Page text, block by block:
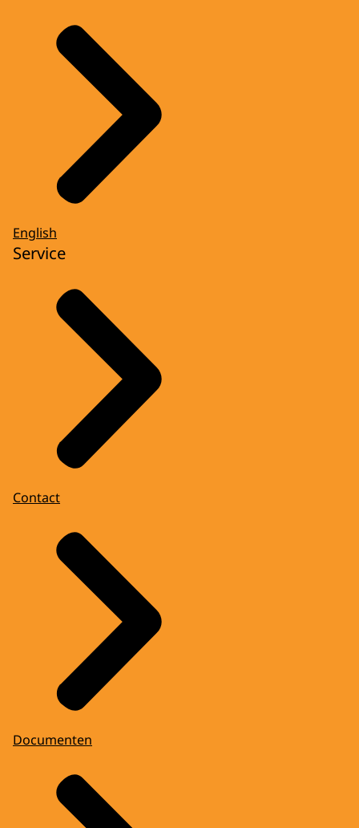
English
Service
Contact
Documenten